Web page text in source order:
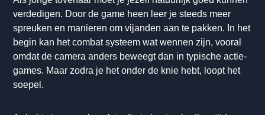
verdedigen. Door de game heen leer je steeds meer
spreuken en manieren om vijanden aan te pakken. In het
begin kan het combat systeem wat wennen zijn, vooral
omdat de camera anders beweegt dan in typische actie-
games. Maar zodra je het onder de knie hebt, loopt het
soepel.